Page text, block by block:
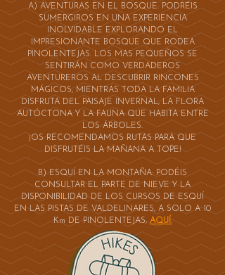
A) AVENTURAS EN EL BOSQUE: PODRÉIS
SUMERGIROS EN UNA EXPERIENCIA
INOLVIDABLE EXPLORANDO EL
IMPRESIONANTE BOSQUE QUE RODEA
PINOLENTEJAS. LOS MAS PEQUEÑOS SE
SENTIRÁN COMO VERDADEROS
AVENTUREROS AL DESCUBRIR RINCONES
MÁGICOS, MIENTRAS TODA LA FAMILIA
DISFRUTA DEL PAISAJE INVERNAL, LA FLORA
AUTÓCTONA Y LA FAUNA QUE HABITA ENTRE
LOS ÁRBOLES.
¡OS RECOMENDAMOS RUTAS PARA QUE
DISFRUTÉIS LA MAÑANA A TOPE!
B) ESQUÍ EN LA MONTAÑA: PODÉIS
CONSULTAR EL PARTE DE NIEVE Y LA
DISPONIBILIDAD DE LOS CURSOS DE ESQUÍ
EN LAS PISTAS DE VALDELINARES, A SOLO A 10
Km DE PINOLENTEJAS, AQUÍ.